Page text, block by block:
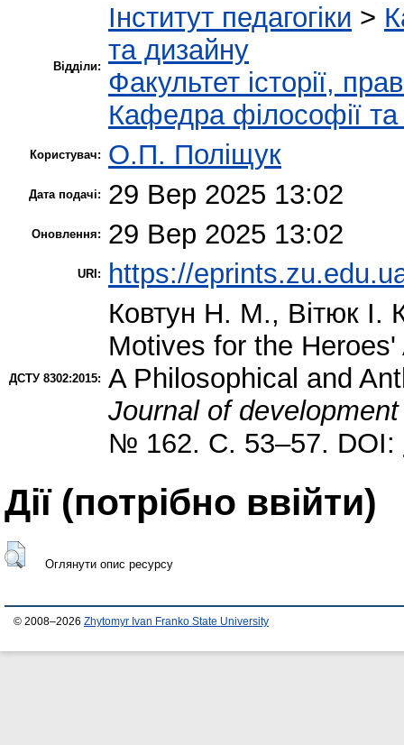
Відділи:
Інститут педагогіки >
та дизайну
Факультет історії,
Кафедра філософії та
Користувач: О.П. Поліщук
Дата подачі: 29 Вер 2025 13:02
Оновлення: 29 Вер 2025 13:02
URI: https://
ДСТУ 8302:2015:
Ковтун Н. М., Вітюк І.
Motives for the
A Philosophical and
Journal of
№ 162. С. 53–57. DOI:
Дії ​​(потрібно ввійти)
Оглянути опис ресурсу
© 2008–2026 Zhytomyr Ivan Franko State University